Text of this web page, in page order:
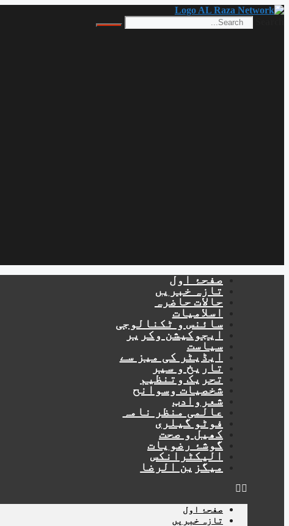
Skip
صفحۂ اول
تازہ خبریں
حالات حاضرہ
اسلامیات
سائنس و ٹکنالوجی
ایجوکیشن وکریر
سیاست
ایڈیٹر کی میز سے
تاریخ و سیر
تحریک وتنظیم
شخصیات وسوانح
شعروادب
عالمی منظر نامہ
فوٹو گیلری
کھیل و صحت
گوشۂ رضویات
الیکٹرانکس
میگزین الرضا
صفحۂ اول
تازہ خبریں